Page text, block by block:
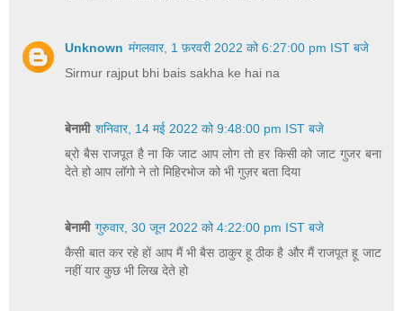
Unknown मंगलवार, 1 फ़रवरी 2022 को 6:27:00 pm IST बजे
Sirmur rajput bhi bais sakha ke hai na
बेनामी शनिवार, 14 मई 2022 को 9:48:00 pm IST बजे
ब्रो बैस राजपूत है ना कि जाट आप लोग तो हर किसी को जाट गुजर बना
देते हो आप लॉगो ने तो मिहिरभोज को भी गुज़र बता दिया
बेनामी गुरुवार, 30 जून 2022 को 4:22:00 pm IST बजे
कैसी बात कर रहे हों आप मैं भी बैस ठाकुर हू ठीक है और मैं राजपूत हू जाट
नहीं यार कुछ भी लिख देते हो